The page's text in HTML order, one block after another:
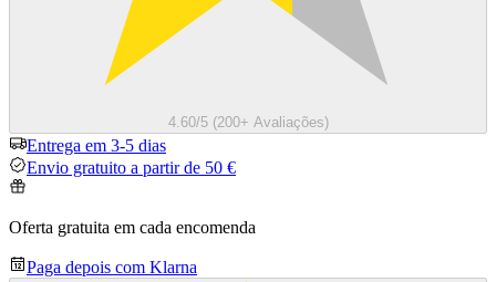
4.60/5 (200+ Avaliações)
Entrega em 3-5 dias
Envio gratuito a partir de 50 €
Oferta gratuita em cada encomenda
Paga depois com Klarna